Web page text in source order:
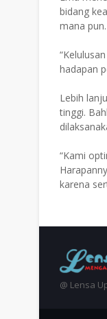
bidang
mana pun.
hadapan
Lebih
tinggi.
“Kami
karena
@ Lensa